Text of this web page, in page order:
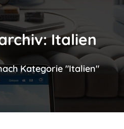
Italien
Kategorie "Italien"